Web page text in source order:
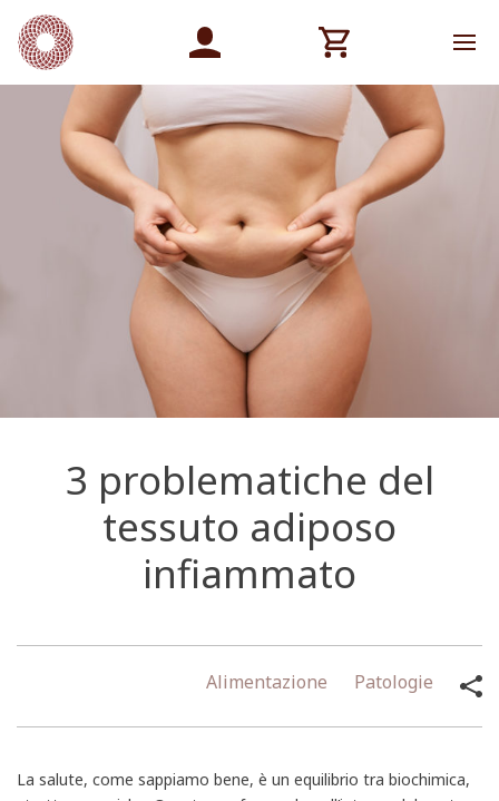
3 problematiche del
tessuto adiposo
infiammato
Alimentazione Patologie
La salute, come sappiamo bene, è un equilibrio tra biochimica,